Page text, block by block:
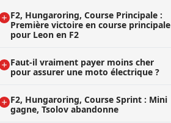
F2, Hungaroring, Course Principale :
Première victoire en course principale
pour Leon en F2
Faut-il vraiment payer moins cher
pour assurer une moto électrique ?
F2, Hungaroring, Course Sprint : Mini
gagne, Tsolov abandonne